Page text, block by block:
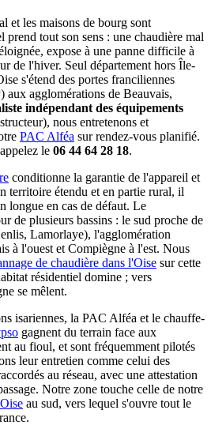
et les maisons de bourg sont
prend tout son sens : une chaudière mal
expose à une panne difficile à
de l'hiver. Seul département hors Île-
s'étend des portes franciliennes
agglomérations de Beauvais,
indépendant des équipements
nous entretenons et
PAC Alféa sur rendez-vous planifié.
le 06 44 64 28 18.
conditionne la garantie de l'appareil et
territoire étendu et en partie rural, il
longue en cas de défaut. Le
de plusieurs bassins : le sud proche de
Lamorlaye), l'agglomération
à l'ouest et Compiègne à l'est. Nous
de chaudière dans l'Oise sur cette
résidentiel domine ; vers
se mêlent.
isariennes, la PAC Alféa et le chauffe-
gagnent du terrain face aux
au fioul, et sont fréquemment pilotés
leur entretien comme celui des
au réseau, avec une attestation
Notre zone touche celle de notre
au sud, vers lequel s'ouvre tout le